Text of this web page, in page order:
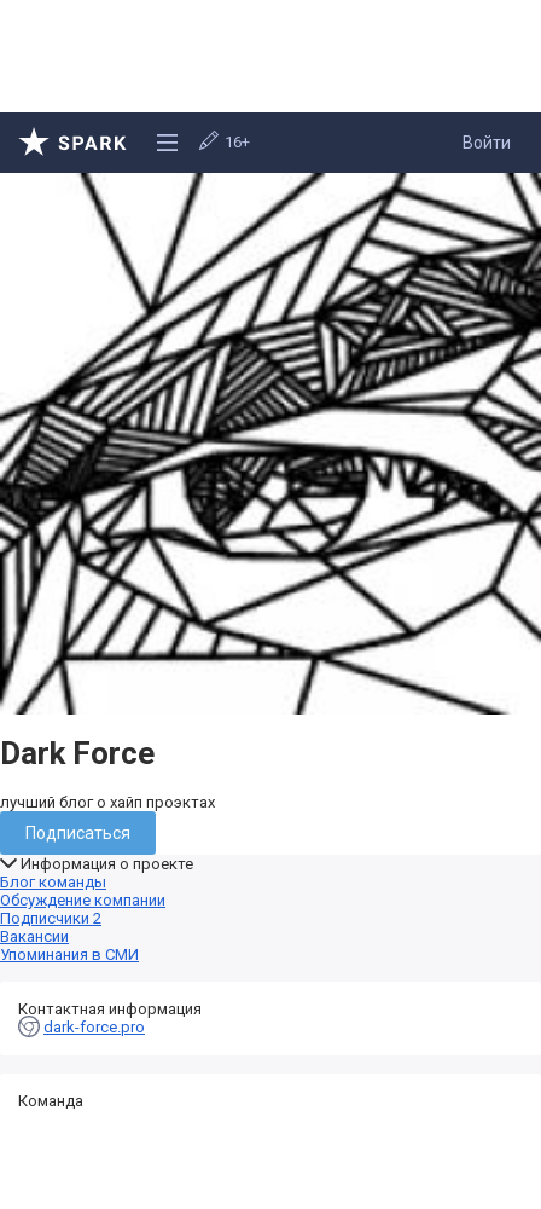
Войти
16+
Dark Force
лучший блог о хайп проэктах
Подписаться
Информация о проекте
Блог команды
Обсуждение компании
Подписчики 2
Вакансии
Упоминания в СМИ
Контактная информация
dark-force.pro
Команда